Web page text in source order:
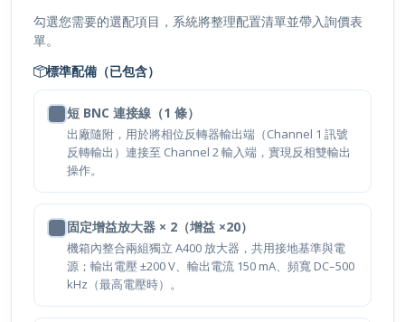
勾選您需要的選配項目，系統將整理配置清單並帶入詢價表
單。
標準配備（已包含）
短 BNC 連接線（1 條）
出廠隨附，用於將相位反轉器輸出端（Channel 1 訊號
反轉輸出）連接至 Channel 2 輸入端，實現反相雙輸出
操作。
固定增益放大器 × 2（增益 ×20）
機箱內整合兩組獨立 A400 放大器，共用接地基準與電
源；輸出電壓 ±200 V、輸出電流 150 mA、頻寬 DC–500
kHz（最高電壓時）。